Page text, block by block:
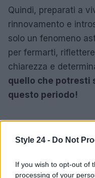
Style 24 - Do Not
If you wish to opt-out of
processing of your
Quindi, preparati a
rinnovamento e
solo un fenomeno
per fermarti,
chiarezza e
quello che potresti
questo periodo!
AUTORE